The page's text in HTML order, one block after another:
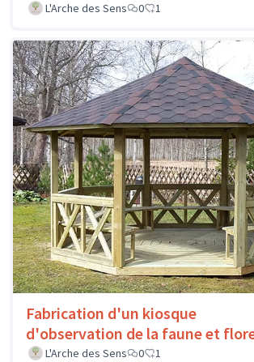
L'Arche des Sens 0 1
Fabrication d'un kiosque
d'observation de la faune et
L'Arche des Sens
0 1